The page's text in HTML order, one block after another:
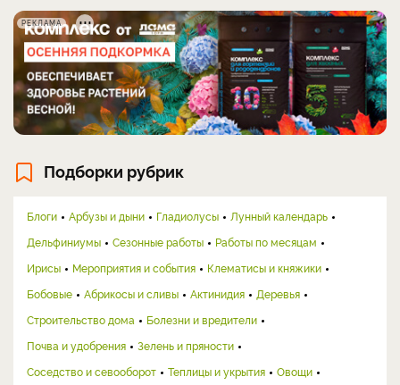
РЕКЛАМА
Подборки рубрик
Блоги Арбузы и дыни Гладиолусы
Лунный календарь
Дельфиниумы
Сезонные работы
Работы по месяцам
Ирисы
Мероприятия и события
Клематисы и княжики
Бобовые
Абрикосы и сливы Актинидия
Деревья
Строительство дома
Болезни и вредители
Почва и удобрения
Зелень и пряности
Соседство и севооборот
Теплицы и укрытия
Овощи